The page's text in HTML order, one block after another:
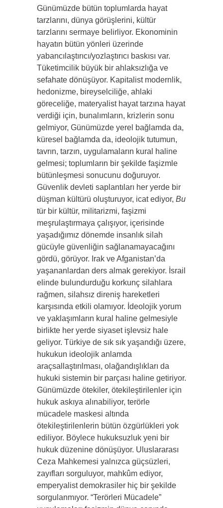
Günümüzde bütün toplumlarda hayat
tarzlarını, dünya görüşlerini, kültür
tarzlarını sermaye belirliyor. Ekonominin
ha­yatın bütün yönleri üzerinde
yabancılaştırıcı/yozlaştırıcı baskı­sı var.
Tüketimcilik büyük bir ahlaksızlığa ve
sefahate dönüşüyor. Kapitalist modernlik,
hedonizme, bireyselciliğe, ahlaki
göreceliğe, materyalist hayat tarzına hayat
verdiği için, bunalımların, krizlerin sonu
gelmiyor, Günümüzde yerel bağlamda da,
küresel bağ­lamda da, ideolojik tutumun,
tavrın, tarzın, uygulamaların kural haline
gelmesi; toplumların bir şekilde faşizmle
bütünleşmesi so­nucunu doğuruyor.
Güvenlik devleti saplantıları her yerde bir
düş­man kültürü oluşturuyor, icat ediyor, Bu
tür bir kültür, milita­rizmi, faşizmi
meşrulaştırmaya çalışıyor, içerisinde
yaşadığımız dönemde insanlık silah
gücüyle güvenliğin sağlanamayacağını
gör­dü, görüyor. Irak ve Afganistan’da
yaşananlardan ders almak gere­kiyor. İsrail
elinde bulundurduğu korkunç silahlara
rağmen, silah­sız direniş hareketleri
karşısında etkili olamıyor. İdeolojik yo­rum
ve yaklaşımların kural haline gelmesiyle
birlikte her yerde siyaset işlevsiz hale
geliyor. Türkiye de sık sık yaşandığı üzere,
hukukun ideolojik anlamda
araçsallaştırılması, olağandışlıkları da
hukuki sistemin bir parçası haline getiriyor.
Günümüzde öteki­ler, ötekileştirilenler için
hukuk askıya alınabiliyor, terörle
mücadele maskesi altında
ötekileştirilenlerin bütün özgürlükleri yok
ediliyor. Böylece hukuksuzluk yeni bir
hukuk düzeni­ne dönüşüyor. Uluslararası
Ceza Mahkemesi yalnızca güçsüzleri,
zayıfları sorguluyor, mahkûm ediyor,
emperyalist demokrasiler hiç bir şekilde
sorgulanmıyor. “Terörleri Mücadele”